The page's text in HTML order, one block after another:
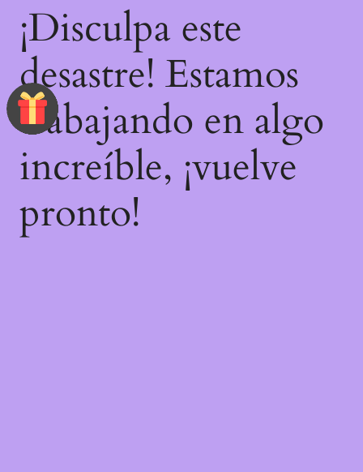
¡Disculpa este
desastre! Estamos
trabajando en algo
increíble, ¡vuelve
pronto!